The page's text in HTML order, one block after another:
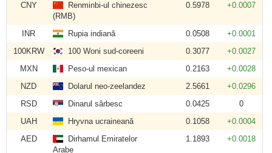
CNY
Renminbi-ul chinezesc
(RMB)
0.5978 +0.0007
INR Rupia indiană 0.0508
+0.0001
100KRW
100 Woni sud-coreeni 0.3077
+0.0027
MXN
Peso-ul mexican 0.2163
+0.0028
NZD
Dolarul neo-zeelandez 2.5661
+0.0296
RSD
Dinarul sârbesc 0.0425
0
UAH
Hryvna ucraineană 0.1058
+0.0004
AED
Dirhamul Emiratelor
Arabe
1.1893 +0.0018